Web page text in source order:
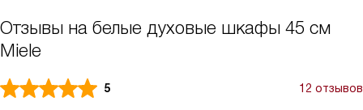
Отзывы на белые духовые шкафы 45 см
Miele
5 12 отзывов